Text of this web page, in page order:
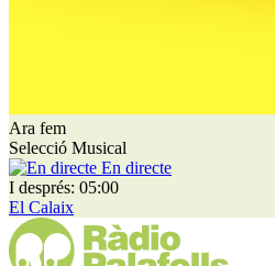
Ara fem
Selecció Musical
En directe
I després: 05:00
El Calaix